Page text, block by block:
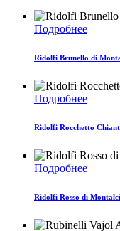
Подробнее
Ridolfi Brunello di
Подробнее
Ridolfi Rocсhetto
Подробнее
Ridolfi Rosso di